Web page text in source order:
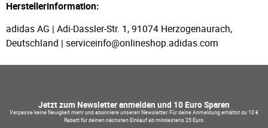
Herstellerinformation:
adidas AG | Adi-Dassler-Str. 1, 91074 Herzogenaurach,
Deutschland | serviceinfo@onlineshop.adidas.com
Jetzt zum Newsletter anmelden und 10 Euro Sparen
Verpasse keine Neuigkeit mehr und abonniere unseren Newsletter. Für deine Anmeldung erhältst du 10 €
Rabatt für deinen nächsten Einkauf ab mindestens 25 Euro.